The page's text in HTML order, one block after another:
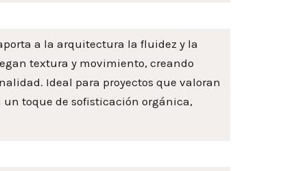
a la arquitectura la fluidez y la
textura y movimiento, creando
Ideal para proyectos que valoran
toque de sofisticación orgánica,